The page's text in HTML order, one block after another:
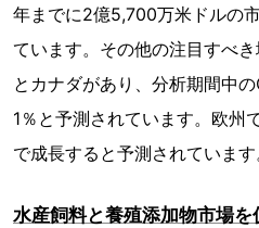
年までに2億5,700万米ドルの
ています。その他の注目すべ
とカナダがあり、分析期間中
1％と予測されています。欧州
で成長すると予測されています
水産飼料と養殖添加物市場